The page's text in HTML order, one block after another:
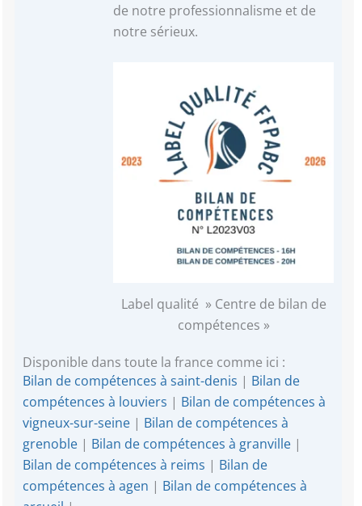
de notre professionnalisme et de
notre sérieux.
Label qualité » Centre de bilan de
compétences »
Disponible dans toute la france comme ici :
Bilan de compétences à saint-denis | Bilan de
compétences à louviers | Bilan de compétences à
vigneux-sur-seine | Bilan de compétences à
grenoble | Bilan de compétences à granville |
Bilan de compétences à reims | Bilan de
compétences à agen | Bilan de compétences à